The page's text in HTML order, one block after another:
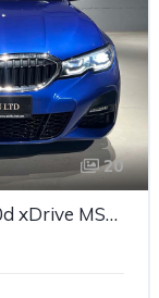
20
BMW Serie 3 - 320d xDrive MSport